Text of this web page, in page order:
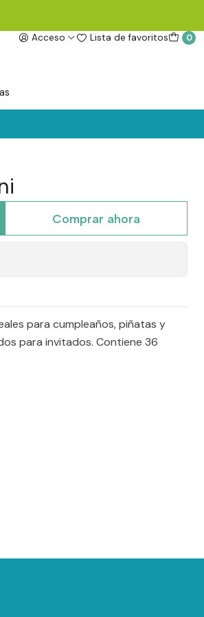
Acceso Lista de favoritos 0
Comprar ahora
para cumpleaños, piñatas y
para invitados. Contiene 36